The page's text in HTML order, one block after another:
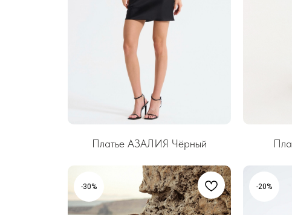
Платье АЗАЛИЯ Чёрный
-30% -20%